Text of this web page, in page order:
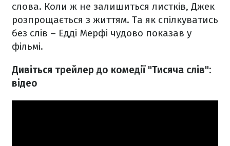
слова. Коли ж не залишиться листків, Джек
розпрощається з життям. Та як спілкуватись
без слів – Едді Мерфі чудово показав у
фільмі.
Дивіться трейлер до комедії "Тисяча слів":
відео